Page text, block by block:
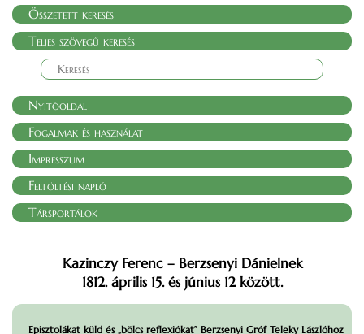
Összetett keresés
Teljes szövegű keresés
Nyitóoldal
Fogalmak és használat
Impresszum
Feltöltési napló
Társportálok
Kazinczy Ferenc – Berzsenyi Dánielnek
1812. április 15. és június 12 között.
Episztolákat küld és „bölcs reflexiókat” Berzsenyi Gróf Teleky Lászlóhoz